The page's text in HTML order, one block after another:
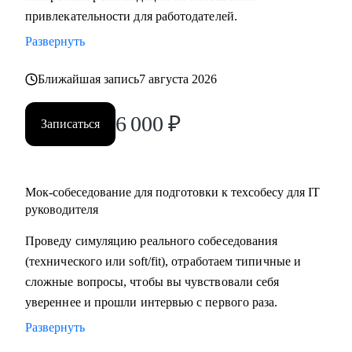
в момент срыва сроков или конфликтов в команде, помогу
найти пути выхода из трудных ситуаций.
Кому могу помочь:
• Начинающим руководителям в IT.
• Middle/Middle+ специалистам — чтобы усилить
управленческую экспертизу и soft skills.
и хотят получить независимый взгляд.
привлекательности для работодателей.
Развернуть
Ближайшая запись7 августа 2026
Записаться 6 000 ₽
Мок-собеседование для подготовки к техсобесу для IT
руководителя
Проведу симуляцию реального собеседования
(технического или soft/fit), отработаем типичные и
сложные вопросы, чтобы вы чувствовали себя
увереннее и прошли интервью с первого раза.
Развернуть